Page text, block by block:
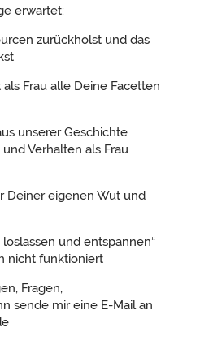
erwartet:
zurückholst und das
Frau alle Deine Facetten
unserer Geschichte
Verhalten als Frau
Deiner eigenen Wut und
und entspannen“
nicht funktioniert
Fragen,
sende mir eine E-Mail an